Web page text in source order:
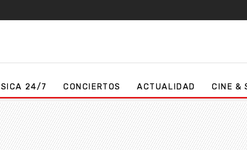
24/7 CONCIERTOS ACTUALIDAD CINE &